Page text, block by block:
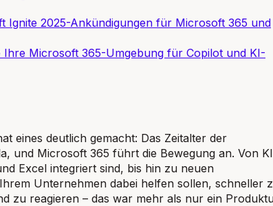
Ignite 2025-Ankündigungen für Microsoft 365 und
Ihre Microsoft 365-Umgebung für Copilot und KI-
eines deutlich gemacht: Das Zeitalter der
und Microsoft 365 führt die Bewegung an. Von
Excel integriert sind, bis hin zu neuen
Unternehmen dabei helfen sollen, schneller
zu reagieren – das war mehr als nur ein